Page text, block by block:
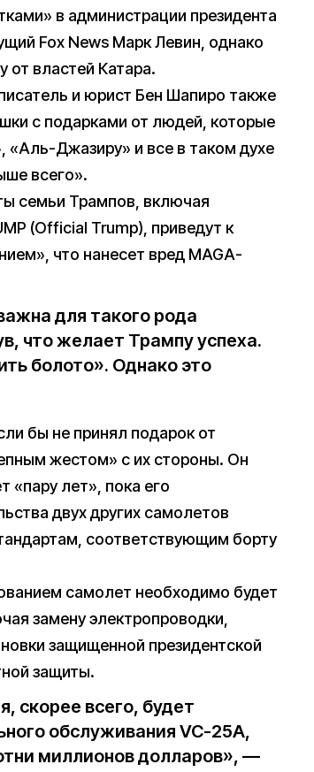
в администрации президента
Fox News Марк Левин, однако
от властей Катара.
и юрист Бен Шапиро также
с подарками от людей, которые
Джазиру» и все в таком духе
всего».
семьи Трампов, включая
(Official Trump), приведут к
что нанесет вред MAGA-
для такого рода
что желает Трампу успеха.
болото». Однако это
бы не принял подарок от
жестом» с их стороны. Он
«пару лет», пока его
двух других самолетов
соответствующим борту
самолет необходимо будет
замену электропроводки,
защищенной президентской
защиты.
скорее всего, будет
обслуживания VC-25A,
миллионов долларов», —